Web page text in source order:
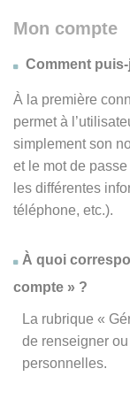
Mon compte
Comment
À la première
permet à
simplement son
et le mot de
les différentes
téléphone, etc.).
À quoi
compte » ?
La rubrique «
de renseigner
personnelles.